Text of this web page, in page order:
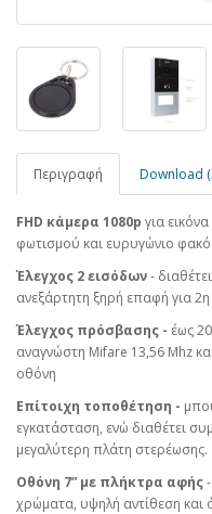
Περιγραφή Download
FHD κάμερα 1080p για
φωτισμού και ευρυγώνιο φακό
Έλεγχος 2 εισόδων-
ανεξάρτητη ξηρή επαφή για
Έλεγχος πρόσβασης - έως
αναγνώστη Mifare 13,56 Mhz
οθόνη
Επίτοιχη τοποθέτηση -
εγκατάσταση, ενώ διαθέτει
μεγαλύτερη πλάτη στερέωσης.
Οθόνη 7” με πλήκτρα αφής
χρώματα, υψηλή αντίθεση και